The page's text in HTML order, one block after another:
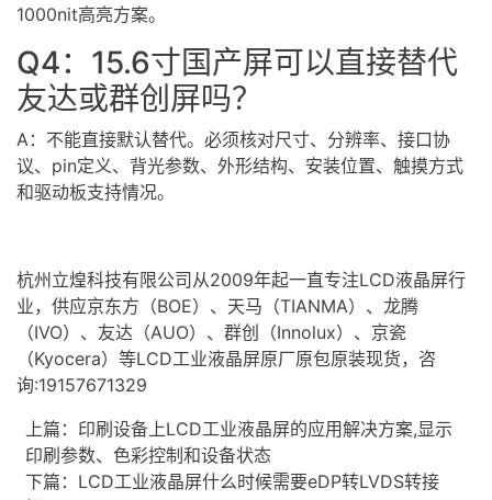
1000nit高亮方案。
Q4：15.6寸国产屏可以直接替代
友达或群创屏吗？
A：不能直接默认替代。必须核对尺寸、分辨率、接口协
议、pin定义、背光参数、外形结构、安装位置、触摸方式
和驱动板支持情况。
杭州立煌科技有限公司从2009年起一直专注LCD液晶屏行
业，供应京东方（BOE）、天马（TIANMA）、龙腾
（IVO）、友达（AUO）、群创（Innolux）、京瓷
（Kyocera）等LCD工业液晶屏原厂原包原装现货，咨
询:19157671329
上篇： 印刷设备上LCD工业液晶屏的应用解决方案,显示
印刷参数、色彩控制和设备状态
下篇： LCD工业液晶屏什么时候需要eDP转LVDS转接